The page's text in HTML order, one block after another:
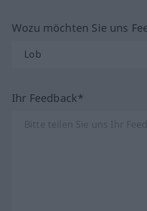
Wozu möchten Sie uns
Ihr Feedback*